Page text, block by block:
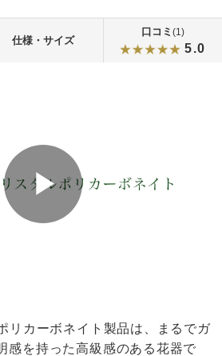
仕様・サイズ
口コミ (1)
5.0
リカーボネイト製品は、まるでガ
感を持った高級感のある花器で